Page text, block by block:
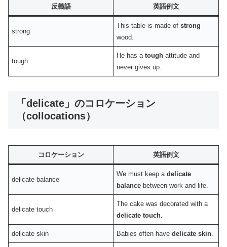
反義語 英語例文
strong
This table is made ofstrong
wood.
tough
He has atough attitude and
never gives up.
「delicate」のコロケーション
（collocations）
コロケーション 英語例文
delicate balance
We must keep adelicate
balance between work and life.
delicate touch
The cake was decorated with a
delicate touch
delicate skin Babies often havedelicate skin